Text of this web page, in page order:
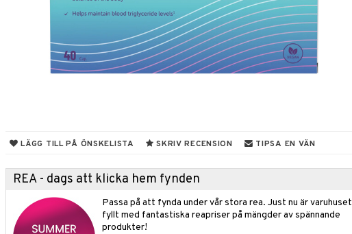
LÄGG TILL PÅ ÖNSKELISTA SKRIV RECENSION TIPSA EN VÄN
REA - dags att klicka hem fynden
Passa på att fynda under vår stora rea. Just nu är varuhuset
fyllt med fantastiska reapriser på mängder av spännande
produkter!